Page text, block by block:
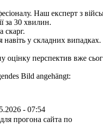
Наш експерт з
за 30 хвилин.
скарг.
у складних випадках.
оцінку перспектив вже
Bild angehängt:
- 07:54
прогона сайта по